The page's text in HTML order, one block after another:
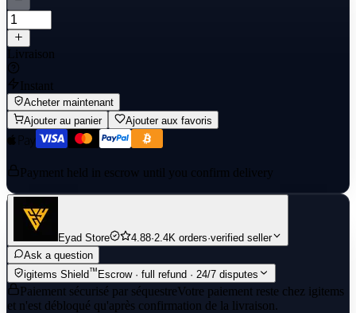
Livraison
Instant
Acheter maintenant
Ajouter au panier
Ajouter aux favoris
Payment held in escrow until you confirm delivery
Eyad Store 4.88·2.4K orders·verified seller
Ask a question
igitems Shield™ Escrow · full refund · 24/7 disputes
Paiement sécurisé par séquestreVotre paiement reste chez igitems
et n'est débloqué qu'après confirmation de la livraison.